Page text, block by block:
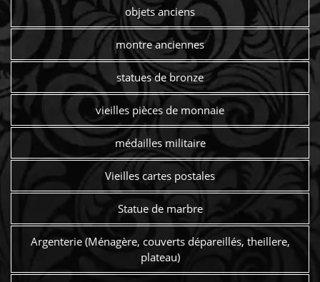
objets anciens
montre anciennes
statues de bronze
vieilles pièces de monnaie
médailles militaire
Vieilles cartes postales
Statue de marbre
Argenterie (Ménagère, couverts dépareillés, theillere,
plateau)